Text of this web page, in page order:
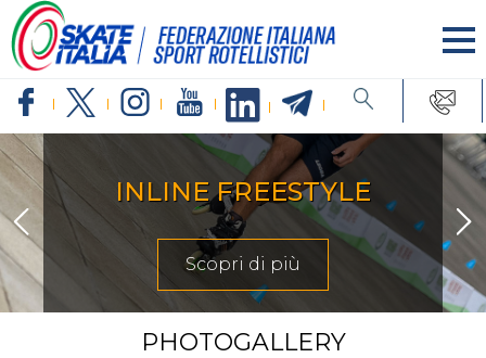
ARTISTICO
Scopri di più
PHOTOGALLERY